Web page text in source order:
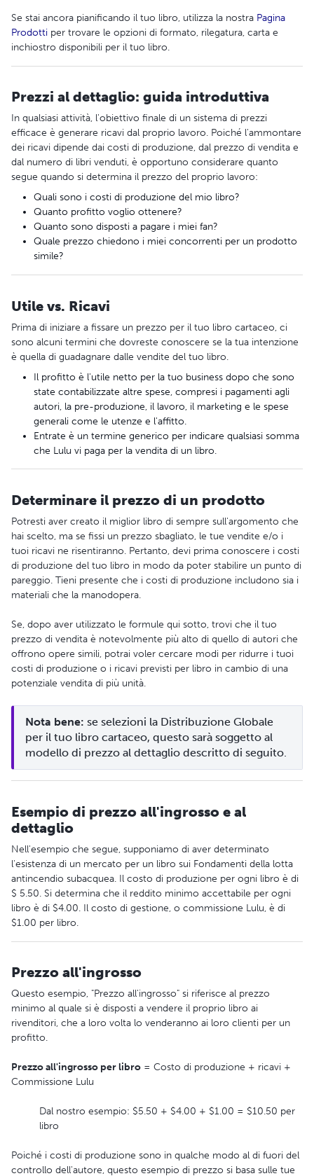
Se stai ancora pianificando il tuo libro, utilizza la nostra Pagina
Prodotti per trovare le opzioni di formato, rilegatura, carta e
inchiostro disponibili per il tuo libro.
Prezzi al dettaglio: guida introduttiva
In qualsiasi attività, l'obiettivo finale di un sistema di prezzi
efficace è generare ricavi dal proprio lavoro. Poiché l'ammontare
dei ricavi dipende dai costi di produzione, dal prezzo di vendita e
dal numero di libri venduti, è opportuno considerare quanto
segue quando si determina il prezzo del proprio lavoro:
Quali sono i costi di produzione del mio libro?
Quanto profitto voglio ottenere?
Quanto sono disposti a pagare i miei fan?
Quale prezzo chiedono i miei concorrenti per un prodotto
simile?
Utile vs. Ricavi
Prima di iniziare a fissare un prezzo per il tuo libro cartaceo, ci
sono alcuni termini che dovreste conoscere se la tua intenzione
è quella di guadagnare dalle vendite del tuo libro.
Il profitto è l'utile netto per la tuo business dopo che sono
state contabilizzate altre spese, compresi i pagamenti agli
autori, la pre-produzione, il lavoro, il marketing e le spese
generali come le utenze e l'affitto.
Entrate è un termine generico per indicare qualsiasi somma
che Lulu vi paga per la vendita di un libro.
Determinare il prezzo di un prodotto
Potresti aver creato il miglior libro di sempre sull'argomento che
hai scelto, ma se fissi un prezzo sbagliato, le tue vendite e/o i
tuoi ricavi ne risentiranno. Pertanto, devi prima conoscere i costi
di produzione del tuo libro in modo da poter stabilire un punto di
pareggio. Tieni presente che i costi di produzione includono sia i
materiali che la manodopera.
Se, dopo aver utilizzato le formule qui sotto, trovi che il tuo
prezzo di vendita è notevolmente più alto di quello di autori che
offrono opere simili, potrai voler cercare modi per ridurre i tuoi
costi di produzione o i ricavi previsti per libro in cambio di una
potenziale vendita di più unità.
Nota bene: se selezioni la Distribuzione Globale
per il tuo libro cartaceo, questo sarà soggetto al
modello di prezzo al dettaglio descritto di seguito.
Esempio di prezzo all'ingrosso e al
dettaglio
Nell'esempio che segue, supponiamo di aver determinato
l'esistenza di un mercato per un libro sui Fondamenti della lotta
antincendio subacquea. Il costo di produzione per ogni libro è di
$ 5.50. Si determina che il reddito minimo accettabile per ogni
libro è di $4.00. Il costo di gestione, o commissione Lulu, è di
$1.00 per libro.
Prezzo all'ingrosso
Questo esempio, "Prezzo all'ingrosso" si riferisce al prezzo
minimo al quale si è disposti a vendere il proprio libro ai
rivenditori, che a loro volta lo venderanno ai loro clienti per un
profitto.
Prezzo all'ingrosso per libro = Costo di produzione + ricavi +
Commissione Lulu
Dal nostro esempio: $5.50 + $4.00 + $1.00 = $10.50 per
libro
Poiché i costi di produzione sono in qualche modo al di fuori del
controllo dell'autore, questo esempio di prezzo si basa sulle tue